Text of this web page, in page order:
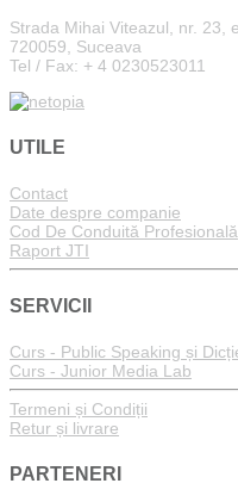
Strada Mihai Viteazul, nr. 23,
720059, Suceava
Tel / Fax: + 4 0230523011
UTILE
Contact
Date despre companie
Cod De Conduită Profesională
Raport JTI
SERVICII
Curs - Public Speaking și
Curs - Junior Media Lab
Termeni și Condiții
Retur și livrare
PARTENERI